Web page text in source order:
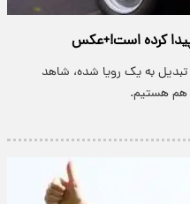
پیدا کرده است!+عکس
به یک رویا شده، شاهد
هم هستیم.